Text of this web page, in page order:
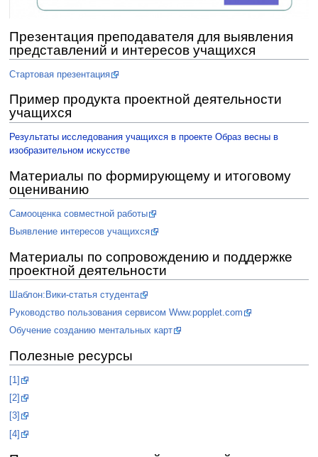
Презентация преподавателя для выявления
представлений и интересов учащихся
Стартовая презентация
Пример продукта проектной деятельности
учащихся
Результаты исследования учащихся в проекте Образ весны в
изобразительном искусстве
Материалы по формирующему и итоговому
оцениванию
Самооценка совместной работы
Выявление интересов учащихся
Материалы по сопровождению и поддержке
проектной деятельности
Шаблон:Вики-статья студента
Руководство пользования сервисом Www.popplet.com
Обучение созданию ментальных карт
Полезные ресурсы
[1]
[2]
[3]
[4]